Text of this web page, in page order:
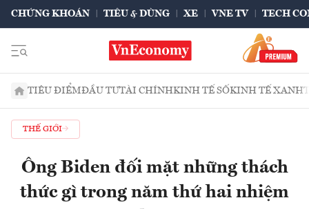
CHỨNG KHOÁN TIÊU & DÙNG XE VNE TV TECH
TIÊU ĐIỂMĐẦU TƯTÀI CHÍNHKINH TẾ SỐKINH TẾ XANH
THẾ GIỚI
Ông Biden đối mặt những thách
thức gì trong năm thứ hai nhiệm